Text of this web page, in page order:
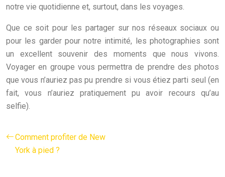
notre vie quotidienne et, surtout, dans les voyages.
Que ce soit pour les partager sur nos réseaux sociaux ou
pour les garder pour notre intimité, les photographies sont
un excellent souvenir des moments que nous vivons.
Voyager en groupe vous permettra de prendre des photos
que vous n’auriez pas pu prendre si vous étiez parti seul (en
fait, vous n’auriez pratiquement pu avoir recours qu’au
selfie).
Comment profiter de New
York à pied ?